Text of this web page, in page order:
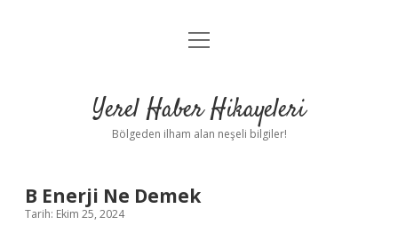
Anasayfa
Yasal Uyarı
menüyü
Yerel Haber Hikayeleri
Bölgeden ilham alan neşeli bilgiler!
B Enerji Ne Demek
Tarih: Ekim 25, 2024